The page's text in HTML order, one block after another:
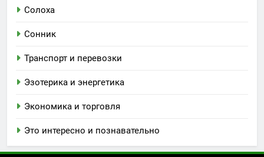
Солоха
Сонник
Транспорт и перевозки
Эзотерика и энергетика
Экономика и торговля
Это интересно и познавательно